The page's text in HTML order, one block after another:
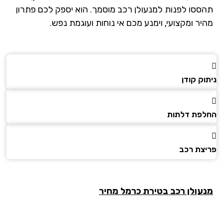
לפנות למנעולן רכב מוסמך. הוא יספק לכם פתרון
ומקצועי, וימנע מכם אי נוחות ועוגמת נפש.
קודן
דלתות
רכב
רכב בטירת כרמל מחיר